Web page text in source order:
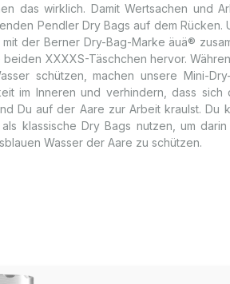
das wirklich. Damit Wertsachen und
Pendler Dry Bags auf dem Rücken.
der Berner Dry-Bag-Marke äuä®
XXXXS-Täschchen hervor.
schützen, machen unsere Mini-
im Inneren und verhindern, dass sich
Du auf der Aare zur Arbeit kraulst. Du
klassische Dry Bags nutzen, um
Wasser der Aare zu schützen.